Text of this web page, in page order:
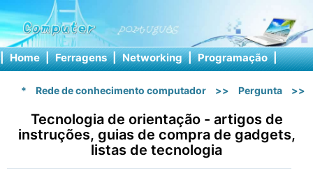
| Home | Ferragens | Networking | Programação |
* Rede de conhecimento computador >> Pergunta >>
Tecnologia de orientação - artigos de
instruções, guias de compra de gadgets,
listas de tecnologia